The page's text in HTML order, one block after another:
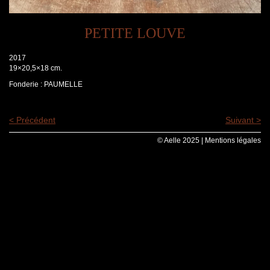
PETITE LOUVE
2017
19×20,5×18 cm.
Fonderie : PAUMELLE
< Précédent Suivant >
© Aelle 2025 | Mentions légales